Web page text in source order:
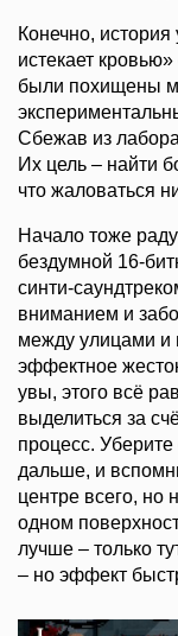
Конечно,
истекает
были похищены
Сбежав из
Их цель – найти
что жаловаться
Начало тоже
бездумной 16-
синти-
вниманием и
между улицами и
эффектное
увы, этого всё
выделиться за
процесс.
дальше, и
центре всего, но
одном
лучше – только
– но эффект